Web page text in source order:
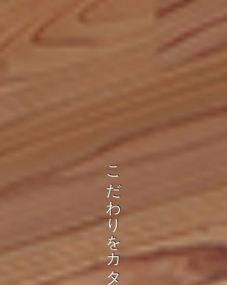
に
ぬ
く
も
り